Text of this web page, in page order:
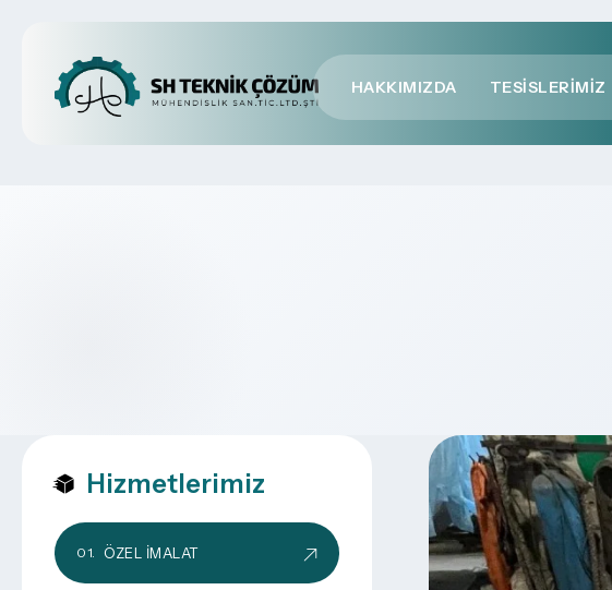
HAKKIMIZDA TESISLERIMIZ
Hizmetlerimiz
ÖZEL İMALAT